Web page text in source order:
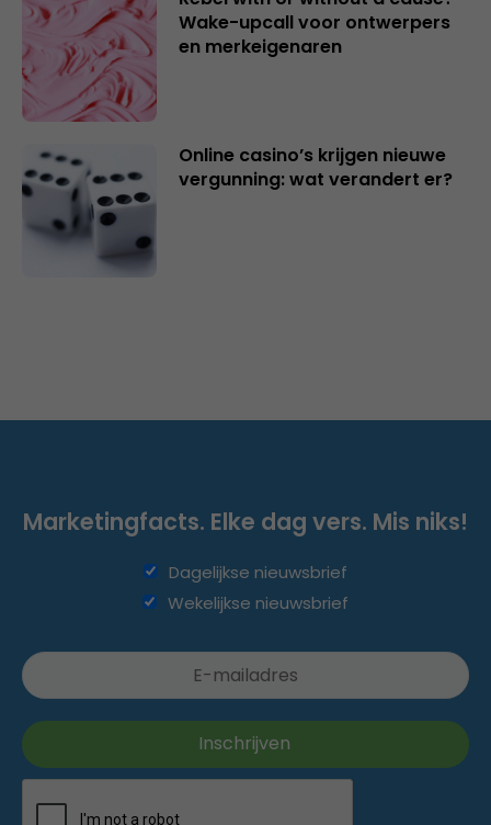
Wake-upcall voor ontwerpers
en merkeigenaren
Online casino’s krijgen nieuwe
vergunning: wat verandert er?
Marketingfacts. Elke dag vers. Mis niks!
Dagelijkse nieuwsbrief
Wekelijkse nieuwsbrief